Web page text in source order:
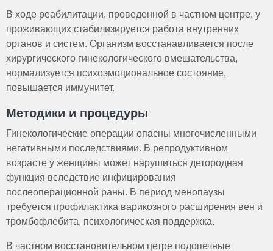
В ходе реабилитации, проведенной в частном центре, у
проживающих стабилизируется работа внутренних
органов и систем. Организм восстанавливается после
хирургического гинекологического вмешательства,
нормализуется психоэмоциональное состояние,
повышается иммунитет.
Методики и процедуры
Гинекологические операции опасны многочисленными
негативными последствиями. В репродуктивном
возрасте у женщины может нарушиться детородная
функция вследствие инфицирования
послеоперационной раны. В период менопаузы
требуется профилактика варикозного расширения вен и
тромбофлебита, психологическая поддержка.
В частном восстановительном цетре подопечные